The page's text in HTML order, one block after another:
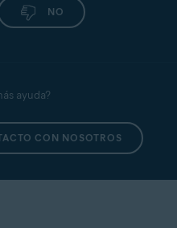
NO
ayuda?
CON NOSOTROS